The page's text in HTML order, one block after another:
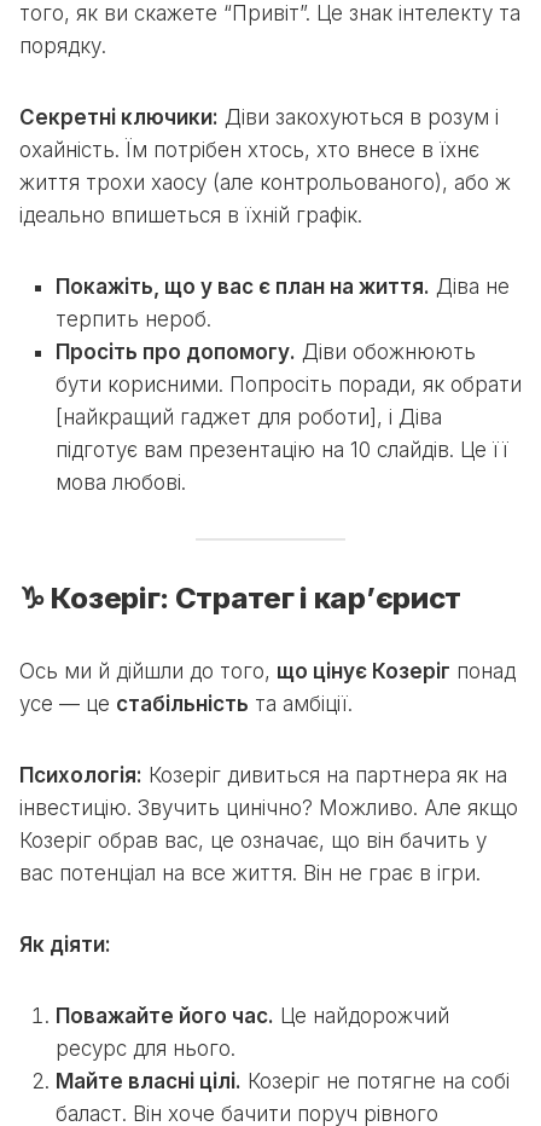
того, як ви скажете “Привіт”. Це знак інтелекту та
порядку.
Секретні ключики: Діви закохуються в розум і
охайність. Їм потрібен хтось, хто внесе в їхнє
життя трохи хаосу (але контрольованого), або ж
ідеально впишеться в їхній графік.
Покажіть, що у вас є план на життя. Діва не
терпить нероб.
Просіть про допомогу. Діви обожнюють
бути корисними. Попросіть поради, як обрати
[найкращий гаджет для роботи], і Діва
підготує вам презентацію на 10 слайдів. Це її
мова любові.
♑ Козеріг: Стратег і кар’єрист
Ось ми й дійшли до того, що цінує Козеріг понад
усе — це стабільність та амбіції.
Психологія: Козеріг дивиться на партнера як на
інвестицію. Звучить цинічно? Можливо. Але якщо
Козеріг обрав вас, це означає, що він бачить у
вас потенціал на все життя. Він не грає в ігри.
Як діяти:
Поважайте його час. Це найдорожчий
ресурс для нього.
Майте власні цілі. Козеріг не потягне на собі
баласт. Він хоче бачити поруч рівного